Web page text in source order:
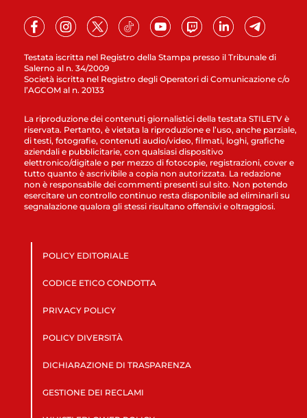
Testata iscritta nel Registro della Stampa presso il Tribunale di
Salerno al n. 34/2009
Società iscritta nel Registro degli Operatori di Comunicazione c/o
l’AGCOM al n. 20133
La riproduzione dei contenuti giornalistici della testata STILETV è
riservata. Pertanto, è vietata la riproduzione e l’uso, anche parziale,
di testi, fotografie, contenuti audio/video, filmati, loghi, grafiche
aziendali e pubblicitarie, con qualsiasi dispositivo
elettronico/digitale o per mezzo di fotocopie, registrazioni, cover e
tutto quanto è ascrivibile a copia non autorizzata. La redazione
non è responsabile dei commenti presenti sul sito. Non potendo
esercitare un controllo continuo resta disponibile ad eliminarli su
segnalazione qualora gli stessi risultano offensivi e oltraggiosi.
POLICY EDITORIALE
CODICE ETICO CONDOTTA
PRIVACY POLICY
POLICY DIVERSITÀ
DICHIARAZIONE DI TRASPARENZA
GESTIONE DEI RECLAMI